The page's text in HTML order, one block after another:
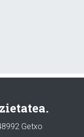
Getxo